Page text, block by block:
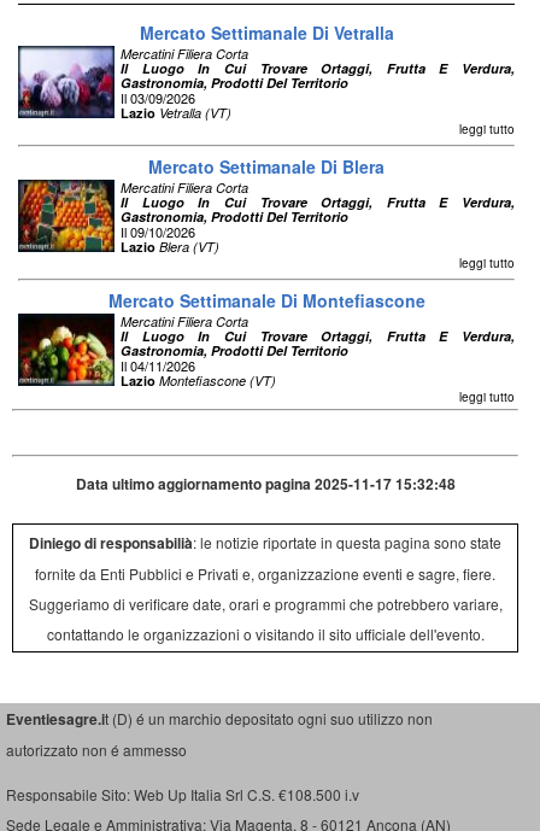
Mercato Settimanale Di Vetralla
Mercatini Filiera Corta
Il Luogo In Cui Trovare Ortaggi, Frutta E Verdura,
Gastronomia, Prodotti Del Territorio
Il 03/09/2026
Lazio Vetralla (VT)
leggi tutto
Mercato Settimanale Di Blera
Mercatini Filiera Corta
Il Luogo In Cui Trovare Ortaggi, Frutta E Verdura,
Gastronomia, Prodotti Del Territorio
Il 09/10/2026
Lazio Blera (VT)
leggi tutto
Mercato Settimanale Di Montefiascone
Mercatini Filiera Corta
Il Luogo In Cui Trovare Ortaggi, Frutta E Verdura,
Gastronomia, Prodotti Del Territorio
Il 04/11/2026
Lazio Montefiascone (VT)
leggi tutto
Data ultimo aggiornamento pagina 2025-11-17 15:32:48
Diniego di responsabilià: le notizie riportate in questa pagina sono state
fornite da Enti Pubblici e Privati e, organizzazione eventi e sagre, fiere.
Suggeriamo di verificare date, orari e programmi che potrebbero variare,
contattando le organizzazioni o visitando il sito ufficiale dell'evento.
Eventiesagre.it (D) é un marchio depositato ogni suo utilizzo non
autorizzato non é ammesso
Responsabile Sito: Web Up Italia Srl C.S. €108.500 i.v
Sede Legale e Amministrativa: Via Magenta, 8 - 60121 Ancona (AN)